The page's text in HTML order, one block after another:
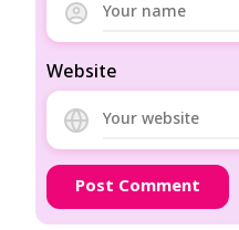
Website